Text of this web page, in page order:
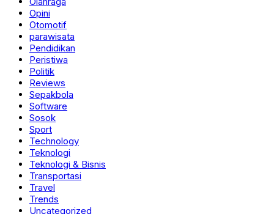
Opini
Otomotif
parawisata
Pendidikan
Peristiwa
Politik
Reviews
Sepakbola
Software
Sosok
Sport
Technology
Teknologi
Teknologi & Bisnis
Transportasi
Travel
Trends
Uncategorized